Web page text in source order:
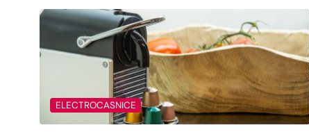
ELECTROCASNICE